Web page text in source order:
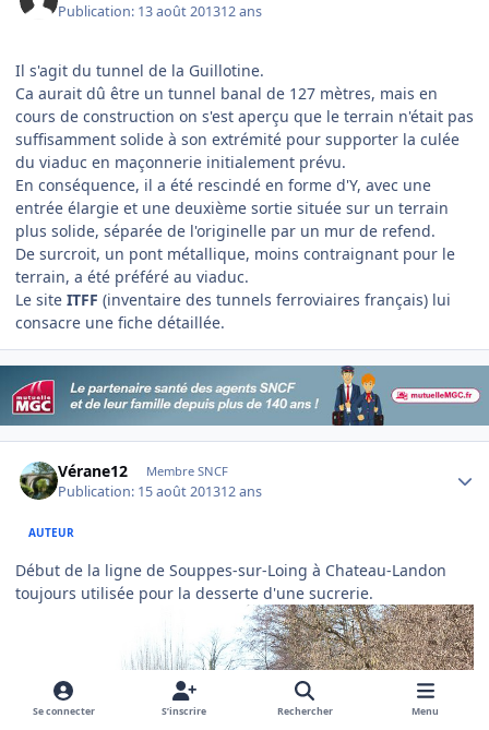
Publication: 13 août 201312 ans
Il s'agit du tunnel de la Guillotine.
Ca aurait dû être un tunnel banal de 127 mètres, mais en
cours de construction on s'est aperçu que le terrain n'était pas
suffisamment solide à son extrémité pour supporter la culée
du viaduc en maçonnerie initialement prévu.
En conséquence, il a été rescindé en forme d'Y, avec une
entrée élargie et une deuxième sortie située sur un terrain
plus solide, séparée de l'originelle par un mur de refend.
De surcroit, un pont métallique, moins contraignant pour le
terrain, a été préféré au viaduc.
Le site ITFF (inventaire des tunnels ferroviaires français) lui
consacre une fiche détaillée.
Vérane12 Membre SNCF
Publication: 15 août 201312 ans
AUTEUR
Début de la ligne de Souppes-sur-Loing à Chateau-Landon
toujours utilisée pour la desserte d'une sucrerie.
Se connecter S’inscrire Rechercher Menu